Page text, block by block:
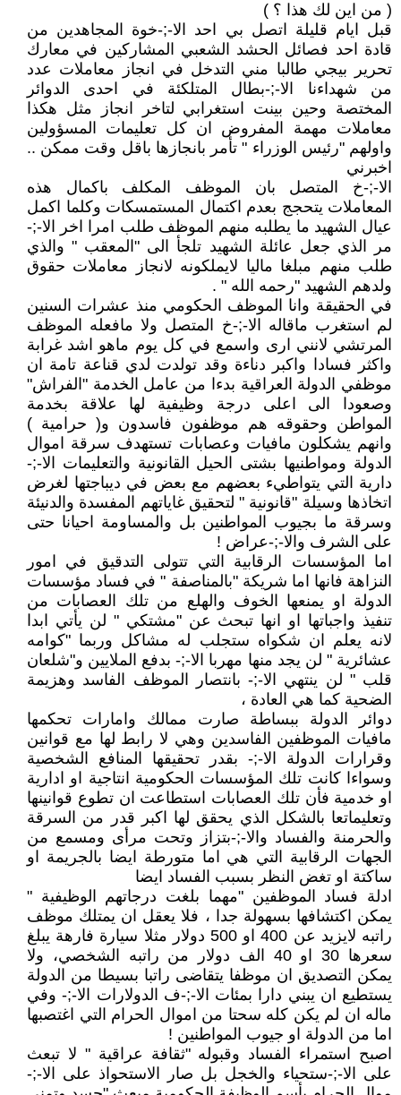
( من اين لك هذا ؟ )
قبل ايام قليلة اتصل بي احد اﻻ-;-خوة المجاهدين من
قادة احد فصائل الحشد الشعبي المشاركين في معارك
تحرير بيجي طالبا مني التدخل في انجاز معاملات عدد
من شهداءنا اﻻ-;-بطال المتلكئة في احدى الدوائر
المختصة وحين بينت استغرابي لتاخر انجاز مثل هكذا
معاملات مهمة المفروض ان كل تعليمات المسؤولين
واولهم "رئيس الوزراء " تأمر بانجازها باقل وقت ممكن ..
اخبرني
اﻻ-;-خ المتصل بان الموظف المكلف باكمال هذه
المعاملات يتحجج بعدم اكتمال المستمسكات وكلما اكمل
عيال الشهيد ما يطلبه منهم الموظف طلب امرا اخر اﻻ-;-
مر الذي جعل عائلة الشهيد تلجأ الى "المعقب " والذي
طلب منهم مبلغا ماليا لايملكونه لانجاز معاملات حقوق
ولدهم الشهيد "رحمه الله " .
في الحقيقة وانا الموظف الحكومي منذ عشرات السنين
لم استغرب ماقاله اﻻ-;-خ المتصل ولا مافعله الموظف
المرتشي لانني ارى واسمع في كل يوم ماهو اشد غرابة
واكثر فسادا واكبر دناءة وقد تولدت لدي قناعة تامة ان
موظفي الدولة العراقية بدءا من عامل الخدمة "الفراش"
وصعودا الى اعلى درجة وظيفية لها علاقة بخدمة
المواطن وحقوقه هم موظفون فاسدون و( حرامية )
وانهم يشكلون مافيات وعصابات تستهدف سرقة اموال
الدولة ومواطنيها بشتى الحيل القانونية والتعليمات اﻻ-;-
دارية التي يتواطيء بعضهم مع بعض في ديباجتها لغرض
اتخاذها وسيلة "قانونية " لتحقيق غاياتهم المفسدة والدنيئة
وسرقة ما بجيوب المواطنين بل والمساومة احيانا حتى
على الشرف واﻻ-;-عراض !
اما المؤسسات الرقابية التي تتولى التدقيق في امور
النزاهة فانها اما شريكة "بالمناصفة " في فساد مؤسسات
الدولة او يمنعها الخوف والهلع من تلك العصابات من
تنفيذ واجباتها او انها تبحث عن "مشتكي " لن يأتي ابدا
لانه يعلم ان شكواه ستجلب له مشاكل وربما "كوامه
عشائرية " لن يجد منها مهربا اﻻ-;- بدفع الملايين و"شلعان
قلب " لن ينتهي اﻻ-;- بانتصار الموظف الفاسد وهزيمة
الضحية كما هي العادة ،
دوائر الدولة ببساطة صارت ممالك وامارات تحكمها
مافيات الموظفين الفاسدين وهي لا رابط لها مع قوانين
وقرارات الدولة اﻻ-;- بقدر تحقيقها المنافع الشخصية
وسواءا كانت تلك المؤسسات الحكومية انتاجية او ادارية
او خدمية فأن تلك العصابات استطاعت ان تطوع قوانينها
وتعليماتعا بالشكل الذي يحقق لها اكبر قدر من السرقة
والحرمنة والفساد واﻻ-;-بتزاز وتحت مرأى ومسمع من
الجهات الرقابية التي هي اما متورطة ايضا بالجريمة او
ساكتة او تغض النظر بسبب الفساد ايضا
ادلة فساد الموظفين "مهما بلغت درجاتهم الوظيفية "
يمكن اكتشافها بسهولة جدا ، فلا يعقل ان يمتلك موظف
راتبه لايزيد عن 400 او 500 دولار مثلا سيارة فارهة يبلغ
سعرها 30 او 40 الف دولار من راتبه الشخصي، ولا
يمكن التصديق ان موظفا يتقاضى راتبا بسيطا من الدولة
يستطيع ان يبني دارا بمئات اﻻ-;-ف الدولارات اﻻ-;- وفي
ماله ان لم يكن كله سحتا من اموال الحرام التي اغتصبها
اما من الدولة او جيوب المواطنين !
اصبح استمراء الفساد وقبوله "ثقافة عراقية " لا تبعث
على اﻻ-;-ستحياء والخجل بل صار الاستحواذ على اﻻ-;-